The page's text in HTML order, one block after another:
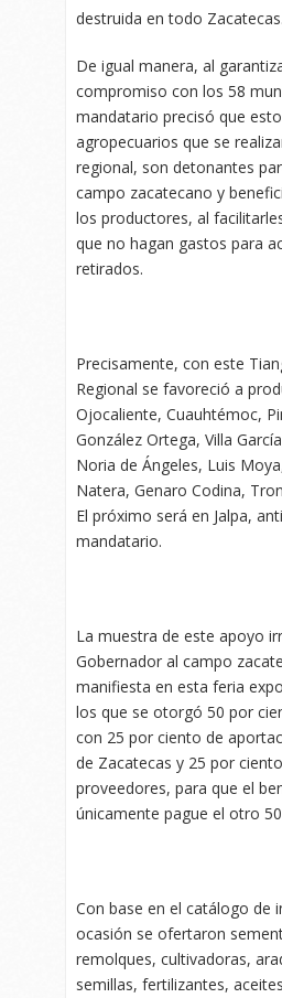
destruida en todo Zacatecas.
De igual manera, al
compromiso con los 58
mandatario precisó que
agropecuarios que se
regional, son detonantes
campo zacatecano y
los productores, al
que no hagan gastos para
retirados.
Precisamente, con este
Regional se favoreció a
Ojocaliente, Cuauhtémoc,
González Ortega, Villa
Noria de Ángeles, Luis
Natera, Genaro Codina,
El próximo será en Jalpa,
mandatario.
La muestra de este apoyo
Gobernador al campo
manifiesta en esta feria
los que se otorgó 50 por
con 25 por ciento de
de Zacatecas y 25 por
proveedores, para que el
únicamente pague el otro
Con base en el catálogo de
ocasión se ofertaron
remolques, cultivadoras,
semillas, fertilizantes,